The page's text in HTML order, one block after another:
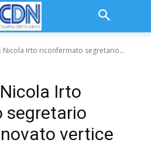
Nicola Irto riconfermato segretario...
Irto
segretario
vertice